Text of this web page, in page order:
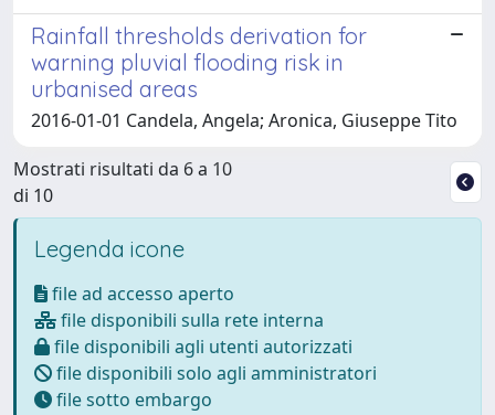
Rainfall thresholds derivation for
warning pluvial flooding risk in
urbanised areas
2016-01-01 Candela, Angela; Aronica, Giuseppe Tito
Mostrati risultati da 6 a 10
di 10
Legenda icone
file ad accesso aperto
file disponibili sulla rete interna
file disponibili agli utenti autorizzati
file disponibili solo agli amministratori
file sotto embargo